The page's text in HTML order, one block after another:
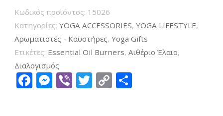
Σαπουνόπετρα
Lotus
με
σχέδιο
Λωτού
ποσότητα
Κωδικός προϊόντος: 15026
Κατηγορίες: YOGA ACCESSORIES, YOGA LIFESTYLE,
Αρωματιστές - Καυστήρες, Υoga Gifts
Ετικέτες: Essential Oil Burners, Αιθέριο Έλαιο,
Διαλογισμός
Facebook
Messenger
ViberTwitter
Copy